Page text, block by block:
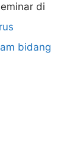
di
bidang